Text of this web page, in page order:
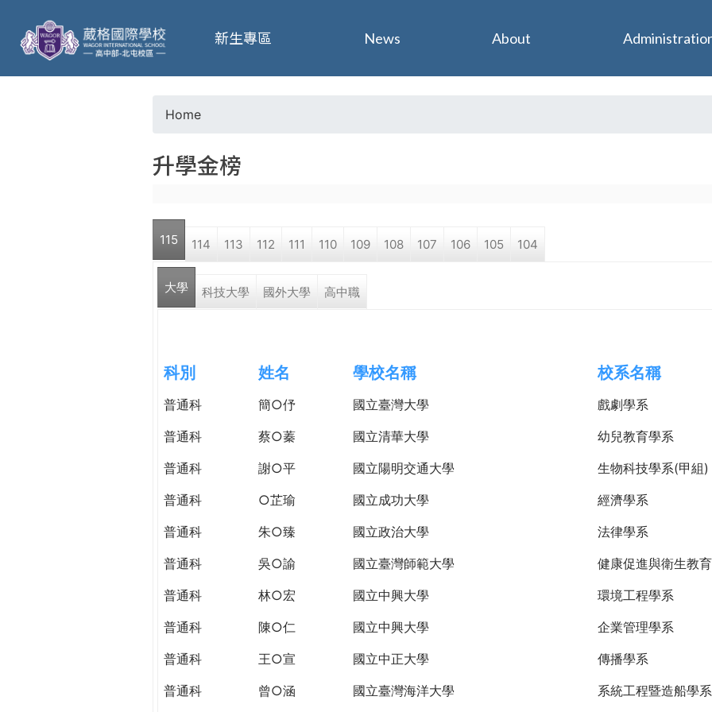
葳
格
o
u
a
r
h
e
r
Home
升學金榜
115 114 113 112 111 110 109 108 107 106 105 104
大學 科技大學 國外大學 高中職
科別 姓名 學校名稱 校系名稱
普通科 簡○伃 國立臺灣大學
戲劇學系
普通科
蔡○蓁 國立清華大學
幼兒教育學系
普通科
謝○平 國立陽明交通大學
生物科技學系(甲組)
普通科
○芷瑜 國立成功大學
經濟學系
普通科
朱○臻 國立政治大學
法律學系
普通科
吳○諭 國立臺灣師範大學
健康促進與衛生教
普通科
林○宏 國立中興大學
環境工程學系
普通科
陳○仁 國立中興大學
企業管理學系
普通科
王○宣 國立中正大學
傳播學系
普通科
曾○涵 國立臺灣海洋大學 系統工程暨造船學系
新生專區 News About